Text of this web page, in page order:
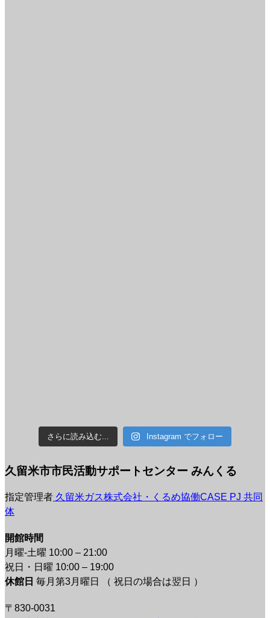
さらに読み込む... Instagram でフォロー
久留米市市民活動サポートセンター みんくる
指定管理者 久留米ガス株式会社・くるめ協働CASE PJ 共同
体
開館時間
月曜-土曜 10:00 – 21:00
祝日・日曜 10:00 – 19:00
休館日 毎月第3月曜日 （ 祝日の場合は翌日 ）
〒830-0031